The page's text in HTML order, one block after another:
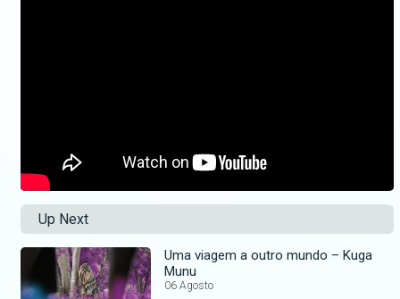
Up Next
Uma viagem a outro mundo – Kuga
Munu
06 Agosto